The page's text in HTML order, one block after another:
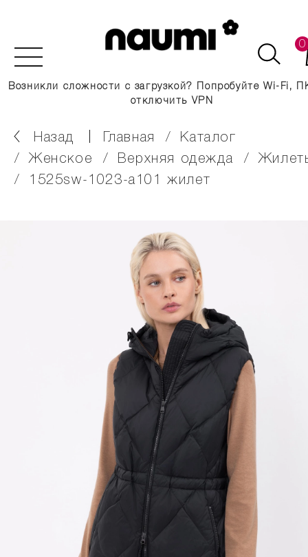
0
Возникли сложности с загрузкой? Попробуйте Wi-Fi,
отключить VPN
Назад главная
каталог
женское
верхняя одежда
1525sw-1023-a101 жилет